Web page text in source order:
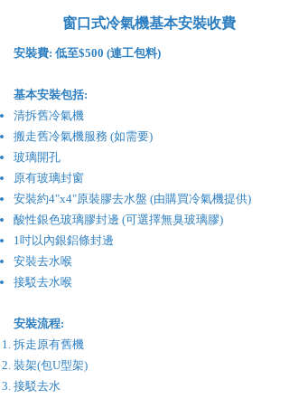
窗口式冷氣機基本安裝收費
安裝費: 低至$500 (連工包料)
基本安裝包括:
清拆舊冷氣機
搬走舊冷氣機服務 (如需要)
玻璃開孔
原有玻璃封窗
安裝約4"x4"原裝膠去水盤 (由購買冷氣機提供)
酸性銀色玻璃膠封邊 (可選擇無臭玻璃膠)
1吋以內銀鋁條封邊
安裝去水喉
接駁去水喉
安裝流程:
拆走原有舊機
裝架(包U型架)
接駁去水